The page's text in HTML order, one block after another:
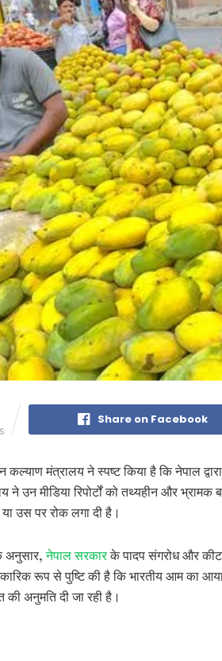
Share on Facebook
मंत्रालय ने स्पष्ट किया है कि नेपाल
ने उन मीडिया रिपोर्टों को तथ्यहीन और
या उस पर रोक लगा दी है।
अनुसार,नेपाल सरकारकेपादप संगरोध और
रूप से पुष्टि की है कि भारतीय आम का आयात
अनुमति दी जा रही है।